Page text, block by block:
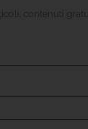
contenuti